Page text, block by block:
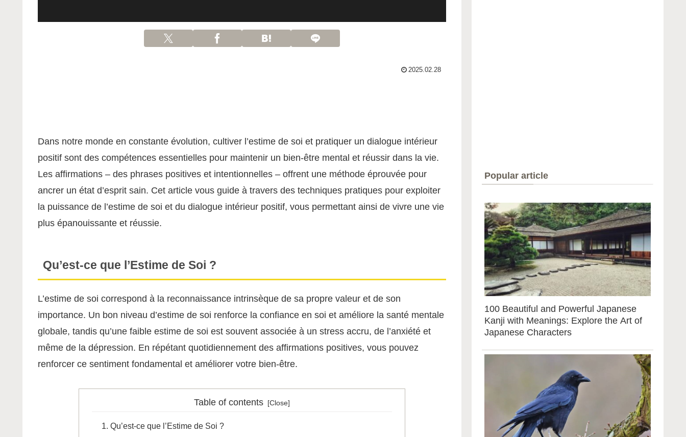
2025.02.28
Dans notre monde en constante évolution, cultiver l’estime de soi et pratiquer un dialogue intérieur
positif sont des compétences essentielles pour maintenir un bien-être mental et réussir dans la vie.
Les affirmations – des phrases positives et intentionnelles – offrent une méthode éprouvée pour
ancrer un état d’esprit sain. Cet article vous guide à travers des techniques pratiques pour exploiter
la puissance de l’estime de soi et du dialogue intérieur positif, vous permettant ainsi de vivre une vie
plus épanouissante et réussie.
Qu’est-ce que l’Estime de Soi ?
L’estime de soi correspond à la reconnaissance intrinsèque de sa propre valeur et de son
importance. Un bon niveau d’estime de soi renforce la confiance en soi et améliore la santé mentale
globale, tandis qu’une faible estime de soi est souvent associée à un stress accru, de l’anxiété et
même de la dépression. En répétant quotidiennement des affirmations positives, vous pouvez
renforcer ce sentiment fondamental et améliorer votre bien-être.
Table of contents
Qu’est-ce que l’Estime de Soi ?
Popular article
100 Beautiful and Powerful Japanese
Kanji with Meanings: Explore the Art of
Japanese Characters